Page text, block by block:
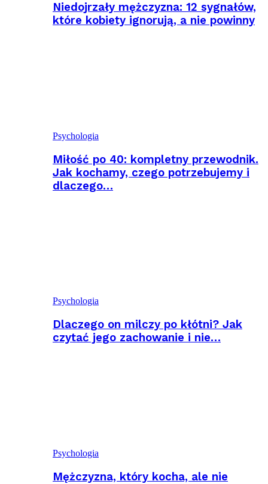
Niedojrzały mężczyzna: 12 sygnałów,
które kobiety ignorują, a nie powinny
Psychologia
Miłość po 40: kompletny przewodnik.
Jak kochamy, czego potrzebujemy i
dlaczego…
Psychologia
Dlaczego on milczy po kłótni? Jak
czytać jego zachowanie i nie…
Psychologia
Mężczyzna, który kocha, ale nie